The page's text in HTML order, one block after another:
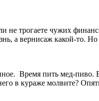
не трогаете чужих
а вернисаж какой-то.
Время пить мед-пиво.
в кураже молвите?